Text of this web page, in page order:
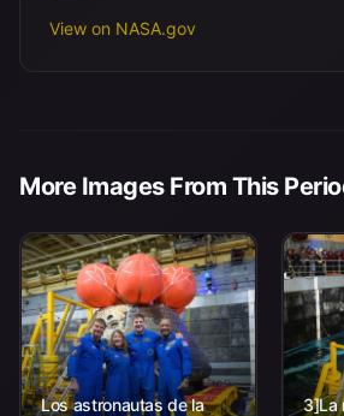
View on NASA.gov
More Images From This
Los astronautas de la
3]La